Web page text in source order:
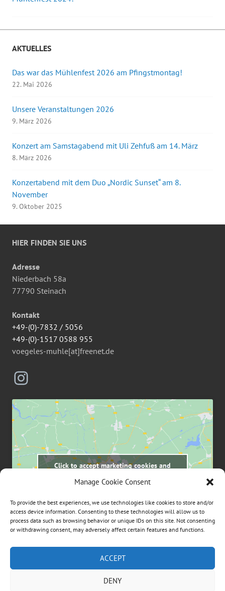
Manage Cookie Consent
To provide the best experiences, we use technologies like cookies to store and/or
access device information. Consenting to these technologies will allow us to
process data such as browsing behavior or unique IDs on this site. Not consenting
or withdrawing consent, may adversely affect certain features and functions.
ACCEPT
DENY
AKTUELLES
Das war das Mühlenfest 2026 am Pfingstmontag!
22. Mai 2026
Unsere Veranstaltungen 2026
9. März 2026
Konzert am Samstagabend mit Uli Zehfuß am 14. März
8. März 2026
Konzertabend mit dem Duo „Nordic Sunset“ am 8.
November
9. Oktober 2025
HIER FINDEN SIE UNS
Adresse
Niederbach 58a
77790 Steinach
Kontakt
+49-(0)-7832 / 5056
+49-(0)-1517 0588 955
voegeles-muhle[at]freenet.de
Instagram
Click to accept marketing cookies and
Suchen